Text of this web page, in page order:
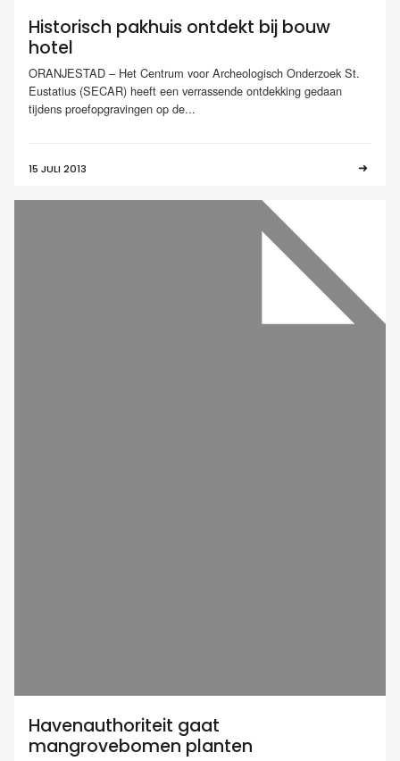
Historisch pakhuis ontdekt bij bouw
hotel
ORANJESTAD – Het Centrum voor Archeologisch Onderzoek St.
Eustatius (SECAR) heeft een verrassende ontdekking gedaan
tijdens proefopgravingen op de...
15 JULI 2013
Havenauthoriteit gaat
mangrovebomen planten